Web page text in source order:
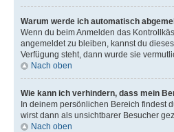
Warum werde ich automatisch
Wenn du beim Anmelden das
angemeldet zu bleiben, kannst du
Verfügung steht, dann wurde sie
Nach oben
Wie kann ich verhindern, dass mein
In deinem persönlichen Bereich findest
wirst dann als unsichtbarer Besucher
Nach oben